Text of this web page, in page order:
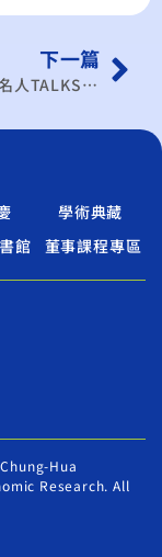
下一篇
劉大年：《名人TALKS》ECFA應如何走下去
學術典藏
館
董事課程專區
Hua
Research. All